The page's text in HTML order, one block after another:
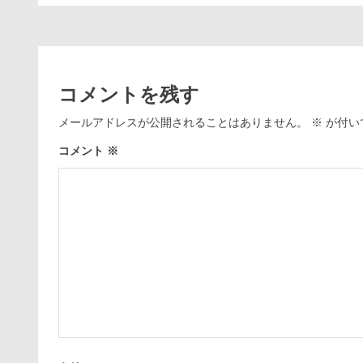
コメントを残す
メールアドレスが公開されることはありません。 ※ が付い
コメント ※